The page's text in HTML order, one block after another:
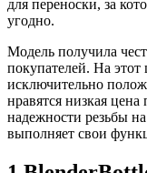
для переноски, за
угодно.
Модель получила
покупателей. На этот
исключительно
нравятся низкая
надежности резьбы
выполняет свои